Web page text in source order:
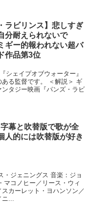
ラビリンス】悲しすぎ
分耐えられないで
ギー的報われない超バ
作品第3位
シェイプオブウォーター』
る監督です。 ＜解説＞ ギ
タジー映画『パンズ・ラビ
字幕と吹替版で歌が全
人的には吹替版が好き
・ジェニングス 音楽：ジョ
マコノヒー／リース・ウィ
カーレット・ヨハンソン／
ニ...